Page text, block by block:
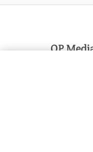
OP
OP Media